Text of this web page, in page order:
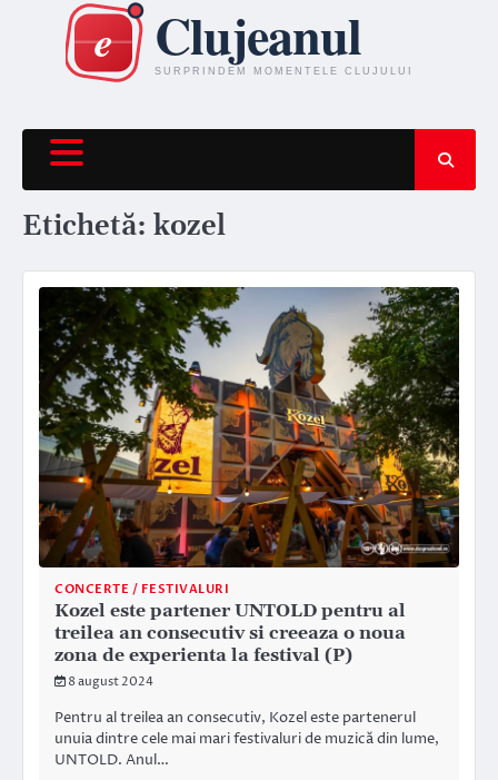
content
Etichetă: kozel
CONCERTE / FESTIVALURI
Kozel este partener UNTOLD pentru al
treilea an consecutiv si creeaza o noua
zona de experienta la festival (P)
8 august 2024
Pentru al treilea an consecutiv, Kozel este partenerul
unuia dintre cele mai mari festivaluri de muzică din lume,
UNTOLD. Anul…